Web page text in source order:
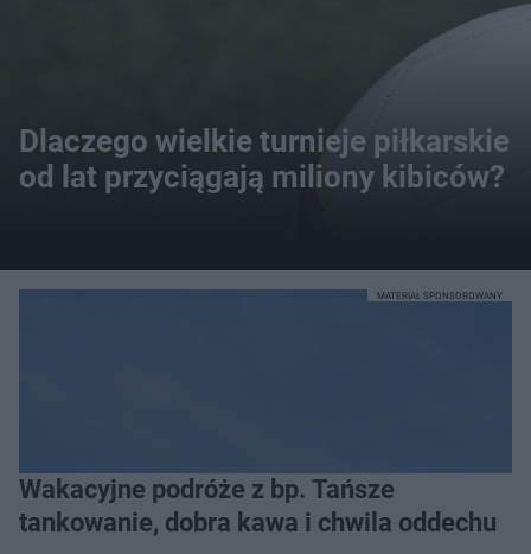
Dlaczego wielkie turnieje piłkarskie
od lat przyciągają miliony kibiców?
Wakacyjne podróże z bp. Tańsze
tankowanie, dobra kawa i chwila oddechu
MATERIAŁ SPONSOROWANY